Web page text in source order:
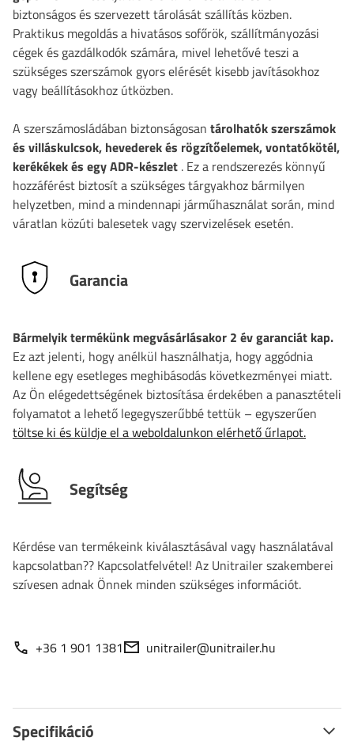
biztonságos és szervezett tárolását szállítás közben.
Praktikus megoldás a hivatásos sofőrök, szállítmányozási
cégek és gazdálkodók számára, mivel lehetővé teszi a
szükséges szerszámok gyors elérését kisebb javításokhoz
vagy beállításokhoz útközben.
A szerszámosládában biztonságosan tárolhatók szerszámok
és villáskulcsok, hevederek és rögzítőelemek, vontatókötél,
kerékékek és egy ADR-készlet . Ez a rendszerezés könnyű
hozzáférést biztosít a szükséges tárgyakhoz bármilyen
helyzetben, mind a mindennapi járműhasználat során, mind
váratlan közúti balesetek vagy szervizelések esetén.
Garancia
Bármelyik termékünk megvásárlásakor 2 év garanciát kap.
Ez azt jelenti, hogy anélkül használhatja, hogy aggódnia
kellene egy esetleges meghibásodás következményei miatt.
Az Ön elégedettségének biztosítása érdekében a panasztételi
folyamatot a lehető legegyszerűbbé tettük – egyszerűen
töltse ki és küldje el a weboldalunkon elérhető űrlapot.
Segítség
Kérdése van termékeink kiválasztásával vagy használatával
kapcsolatban?? Kapcsolatfelvétel! Az Unitrailer szakemberei
szívesen adnak Önnek minden szükséges információt.
+36 1 901 1381 unitrailer@unitrailer.hu
Specifikáció